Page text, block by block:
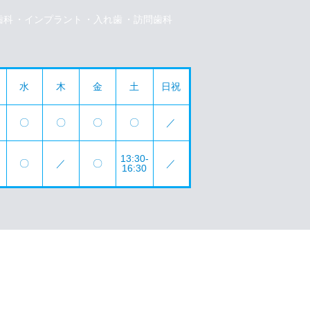
インプラント 入れ歯 訪問歯科
水 木 金 土 日祝
〇 〇 〇 〇 ／
〇 ／ 〇
13:30-
16:30
／